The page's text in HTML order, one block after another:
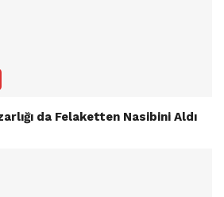
da Felaketten Nasibini Aldı